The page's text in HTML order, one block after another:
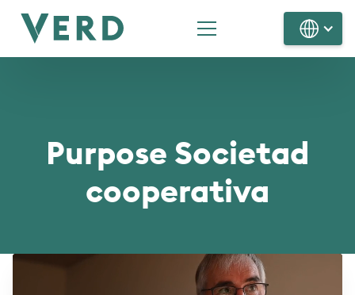
Purpose Societad
cooperativa